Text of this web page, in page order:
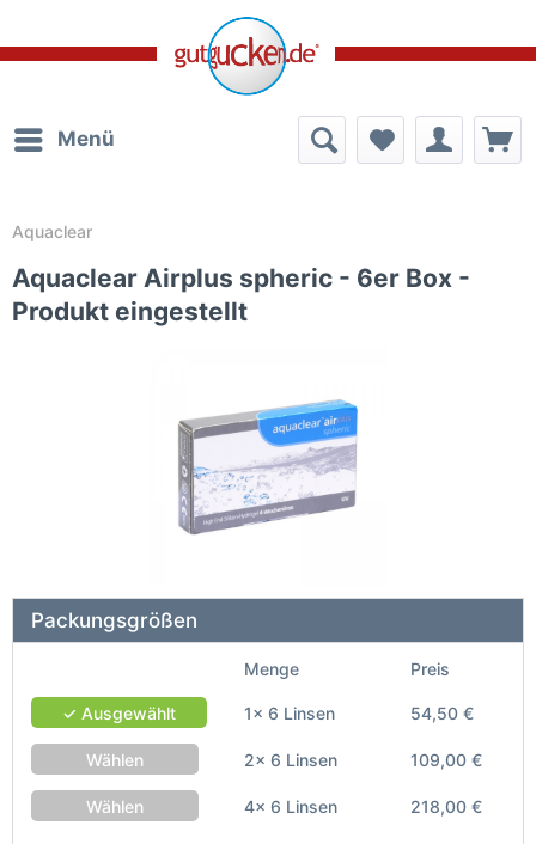
Menü
Aquaclear
Aquaclear Airplus spheric - 6er Box -
Produkt eingestellt
Packungsgrößen
Menge Preis
✓ Ausgewählt 1x 6 Linsen 54,50 €
Wählen 2x 6 Linsen 109,00 €
Wählen 4x 6 Linsen 218,00 €